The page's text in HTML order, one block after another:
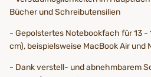
Bücher und Schreibutensilien
- Gepolstertes Notebookfach für 13 -
cm), beispielsweise MacBook Air und
- Dank verstell- und abnehmbarem